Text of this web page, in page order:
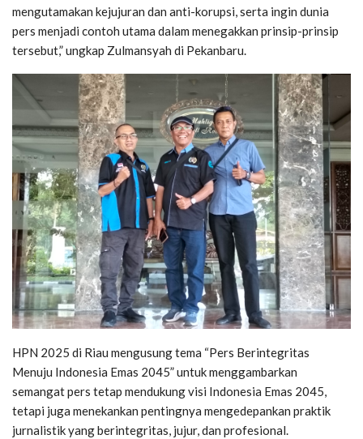
mengutamakan kejujuran dan anti-korupsi, serta ingin dunia
pers menjadi contoh utama dalam menegakkan prinsip-prinsip
tersebut,” ungkap Zulmansyah di Pekanbaru.
HPN 2025 di Riau mengusung tema “Pers Berintegritas
Menuju Indonesia Emas 2045” untuk menggambarkan
semangat pers tetap mendukung visi Indonesia Emas 2045,
tetapi juga menekankan pentingnya mengedepankan praktik
jurnalistik yang berintegritas, jujur, dan profesional.